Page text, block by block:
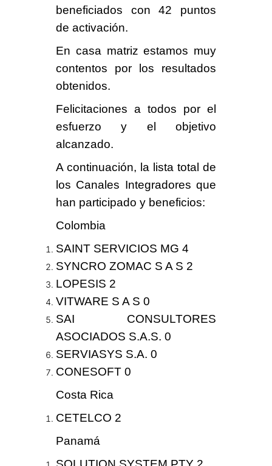
beneficiados con42 puntos
de activación.
En casa matriz estamos muy
contentos por los resultados
obtenidos.
Felicitaciones a todos por el
esfuerzo y el objetivo
alcanzado.
A continuación, la lista total de
los Canales Integradores que
han participado y beneficios:
Colombia
SAINT SERVICIOS MG 4
SYNCRO ZOMAC S A S 2
LOPESIS 2
VITWARE S A S 0
SAI CONSULTORES
ASOCIADOS S.A.S. 0
SERVIASYS S.A. 0
CONESOFT 0
Costa Rica
CETELCO 2
Panamá